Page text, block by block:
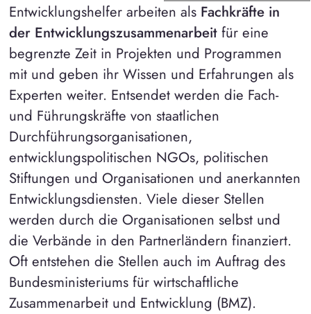
Entwicklungshelfer arbeiten als Fachkräfte in
der Entwicklungszusammenarbeitfür eine
begrenzte Zeit in Projekten und Programmen
mit und geben ihr Wissen und Erfahrungen als
Experten weiter. Entsendet werden die Fach-
und Führungskräfte von staatlichen
Durchführungsorganisationen,
entwicklungspolitischen NGOs, politischen
Stiftungen und Organisationen und anerkannten
Entwicklungsdiensten. Viele dieser Stellen
werden durch die Organisationen selbst und
die Verbände in den Partnerländern finanziert.
Oft entstehen die Stellen auch im Auftrag des
Bundesministeriums für wirtschaftliche
Zusammenarbeit und Entwicklung (BMZ).